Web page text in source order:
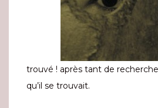
trouvé ! après tant de
qu’il se trouvait.